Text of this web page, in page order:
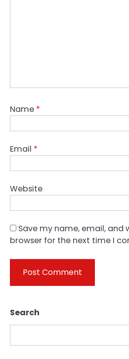
Name *
Email *
Website
Save my name, email, and
browser for the next time I
Search